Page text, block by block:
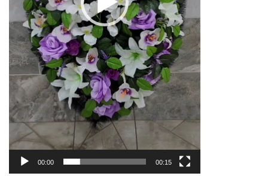
00:00 00:15